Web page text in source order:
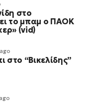
στο
το μπαμ ο ΠΑΟΚ
(vid)
στο “Βικελίδης”